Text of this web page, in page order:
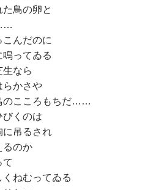
鳥の卵と
こんだのに
ってゐる
なら
さや
ころもちだ……
びくのは
に吊るされ
るのか
て
ねむってゐる